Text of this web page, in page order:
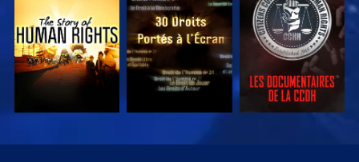
REGARDER REGARDER REGARDER